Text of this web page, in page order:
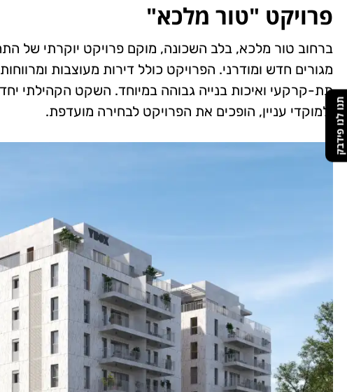
תנו לנו פידבק
פרויקט "טור מלכא"
ברחוב טור מלכא, בלב השכונה, מוקם פרויקט יוקרתי של
מגורים חדש ומודרני. הפרויקט כולל דירות מעוצבות
תת-קרקעי ואיכות בנייה גבוהה במיוחד. השקט הקהילתי
ולמוקדי עניין, הופכים את הפרויקט לבחירה מועדפת.